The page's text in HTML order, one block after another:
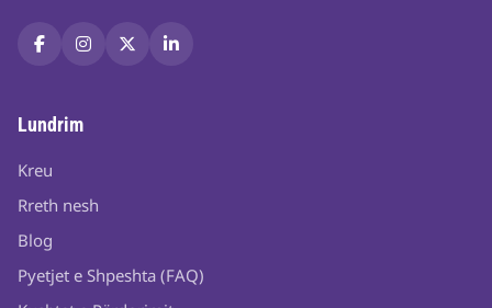
Lundrim
Kreu
Rreth nesh
Blog
Pyetjet e Shpeshta (FAQ)